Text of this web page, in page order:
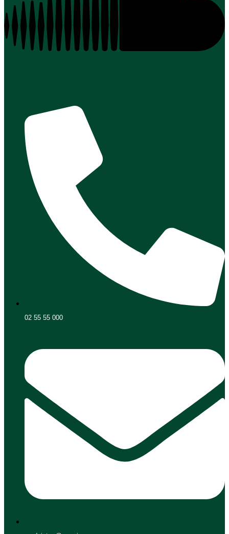
02 55 55 000